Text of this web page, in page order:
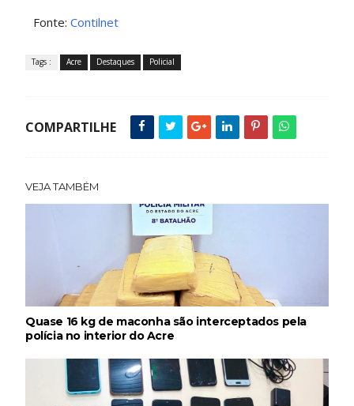
Fonte: Contilnet
Tags : Acre Destaques Policial
COMPARTILHE
VEJA TAMBÉM
Quase 16 kg de maconha são interceptados pela
polícia no interior do Acre